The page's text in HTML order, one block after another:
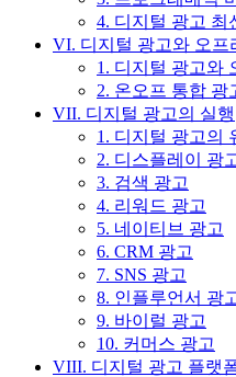
4. 디지털 광고 최
VI. 디지털 광고와 오프
1. 디지털 광고와
2. 온오프 통합 광
VII. 디지털 광고의 실행
1. 디지털 광고의
2. 디스플레이 광
3. 검색 광고
4. 리워드 광고
5. 네이티브 광고
6. CRM 광고
7. SNS 광고
8. 인플루언서 광
9. 바이럴 광고
10. 커머스 광고
VIII. 디지털 광고 플랫